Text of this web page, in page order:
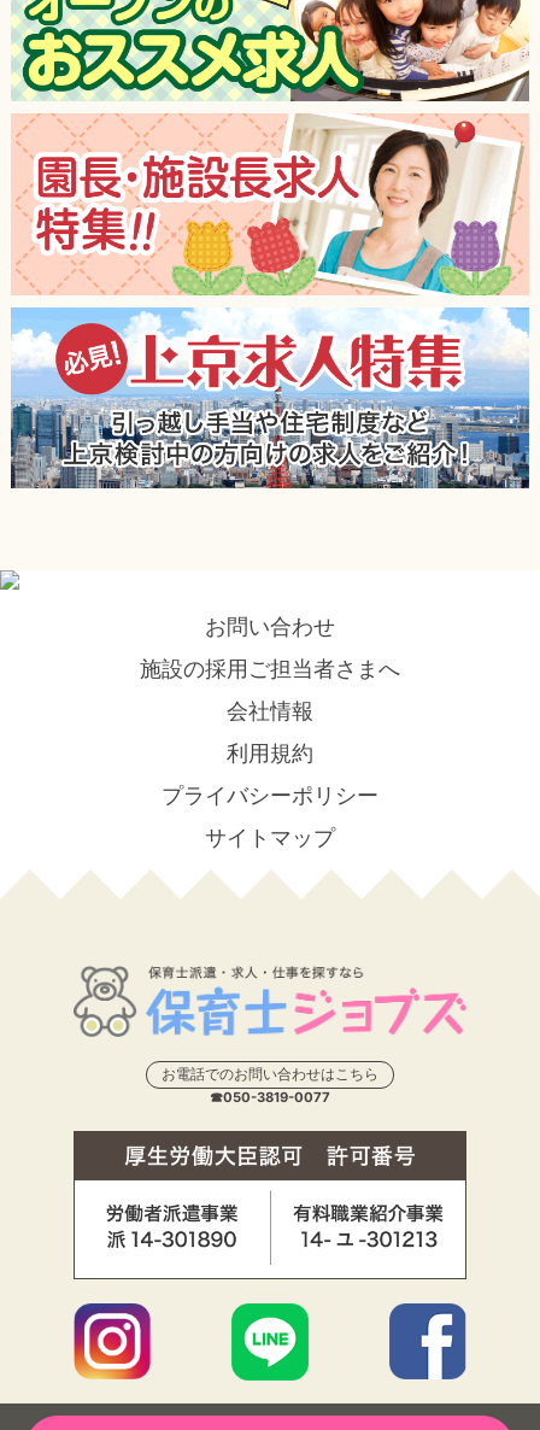
お問い合わせ
施設の採用ご担当者さまへ
会社情報
利用規約
プライバシーポリシー
サイトマップ
お電話でのお問い合わせはこちら
☎050-3819-0077